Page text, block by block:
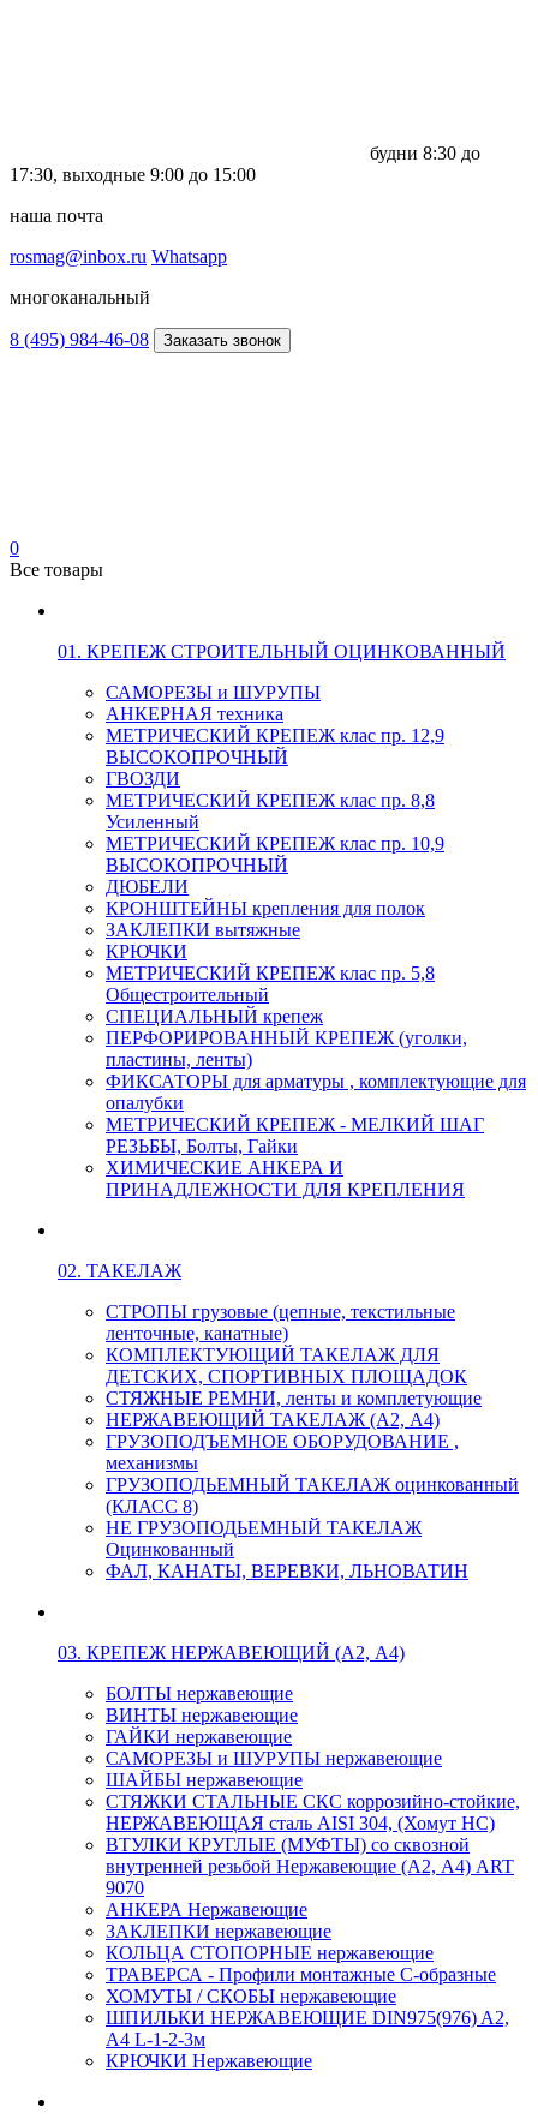
будни 8:30 до
17:30, выходные 9:00 до 15:00
наша почта
rosmag@inbox.ru Whatsapp
многоканальный
8 (495) 984-46-08 Заказать звонок
0
Все товары
01. КРЕПЕЖ СТРОИТЕЛЬНЫЙ ОЦИНКОВАННЫЙ
САМОРЕЗЫ и ШУРУПЫ
АНКЕРНАЯ техника
МЕТРИЧЕСКИЙ КРЕПЕЖ клас пр. 12,9
ВЫСОКОПРОЧНЫЙ
ГВОЗДИ
МЕТРИЧЕСКИЙ КРЕПЕЖ клас пр. 8,8
Усиленный
МЕТРИЧЕСКИЙ КРЕПЕЖ клас пр. 10,9
ВЫСОКОПРОЧНЫЙ
ДЮБЕЛИ
КРОНШТЕЙНЫ крепления для полок
ЗАКЛЕПКИ вытяжные
КРЮЧКИ
МЕТРИЧЕСКИЙ КРЕПЕЖ клас пр. 5,8
Общестроительный
СПЕЦИАЛЬНЫЙ крепеж
ПЕРФОРИРОВАННЫЙ КРЕПЕЖ (уголки,
пластины, ленты)
ФИКСАТОРЫ для арматуры , комплектующие для
опалубки
МЕТРИЧЕСКИЙ КРЕПЕЖ - МЕЛКИЙ ШАГ
РЕЗЬБЫ, Болты, Гайки
ХИМИЧЕСКИЕ АНКЕРА И
ПРИНАДЛЕЖНОСТИ ДЛЯ КРЕПЛЕНИЯ
02. ТАКЕЛАЖ
СТРОПЫ грузовые (цепные, текстильные
ленточные, канатные)
КОМПЛЕКТУЮЩИЙ ТАКЕЛАЖ ДЛЯ
ДЕТСКИХ, СПОРТИВНЫХ ПЛОЩАДОК
СТЯЖНЫЕ РЕМНИ, ленты и комплетующие
НЕРЖАВЕЮЩИЙ ТАКЕЛАЖ (А2, А4)
ГРУЗОПОДЪЕМНОЕ ОБОРУДОВАНИЕ ,
механизмы
ГРУЗОПОДЬЕМНЫЙ ТАКЕЛАЖ оцинкованный
(КЛАСС 8)
НЕ ГРУЗОПОДЬЕМНЫЙ ТАКЕЛАЖ
Оцинкованный
ФАЛ, КАНАТЫ, ВЕРЕВКИ, ЛЬНОВАТИН
03. КРЕПЕЖ НЕРЖАВЕЮЩИЙ (А2, А4)
БОЛТЫ нержавеющие
ВИНТЫ нержавеющие
ГАЙКИ нержавеющие
САМОРЕЗЫ и ШУРУПЫ нержавеющие
ШАЙБЫ нержавеющие
СТЯЖКИ СТАЛЬНЫЕ СКС коррозийно-стойкие,
НЕРЖАВЕЮЩАЯ сталь AISI 304, (Хомут НС)
ВТУЛКИ КРУГЛЫЕ (МУФТЫ) со сквозной
внутренней резьбой Нержавеющие (А2, А4) ART
9070
АНКЕРА Нержавеющие
ЗАКЛЕПКИ нержавеющие
КОЛЬЦА СТОПОРНЫЕ нержавеющие
ТРАВЕРСА - Профили монтажные С-образные
ХОМУТЫ / СКОБЫ нержавеющие
ШПИЛЬКИ НЕРЖАВЕЮЩИЕ DIN975(976) A2,
А4 L-1-2-3м
КРЮЧКИ Нержавеющие